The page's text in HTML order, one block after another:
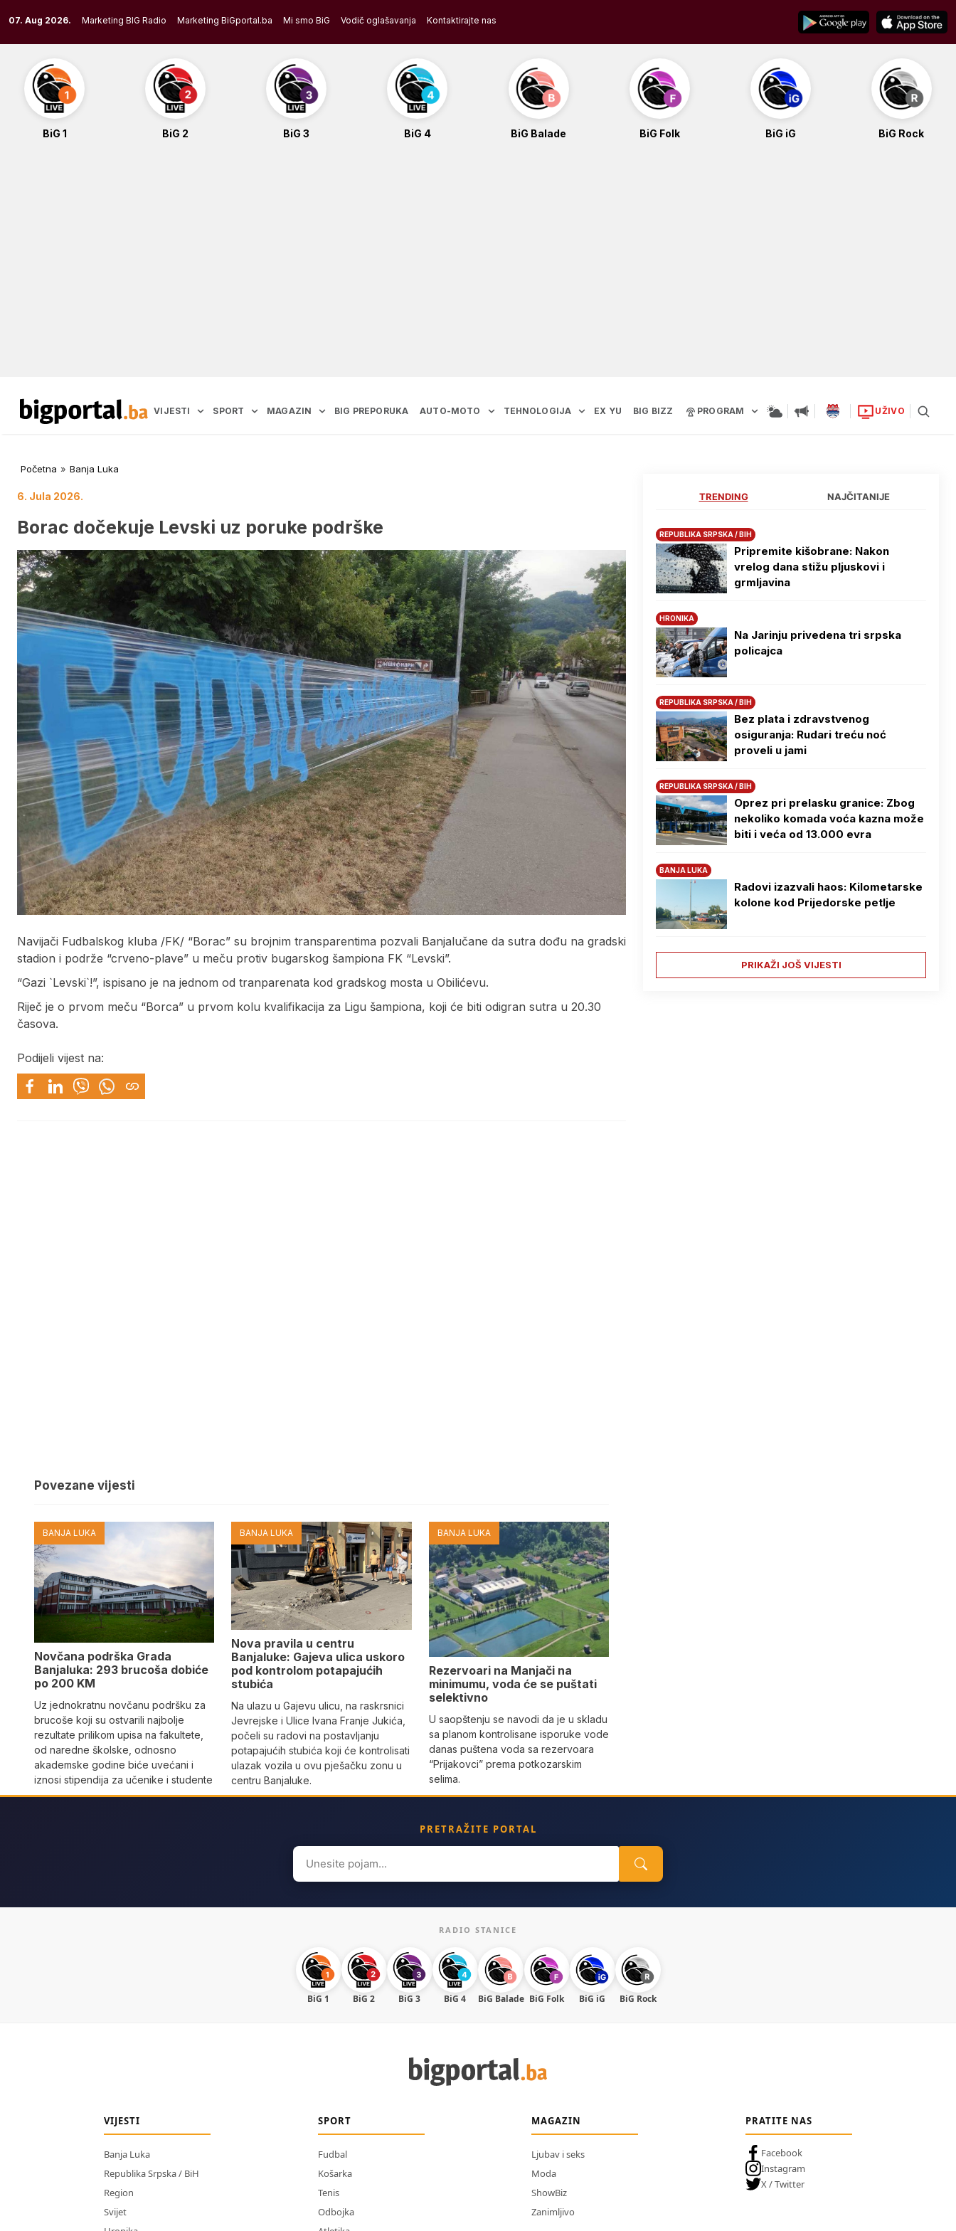
to
content
07. Aug 2026. Marketing BIG Radio Marketing BiGportal.ba Mi smo BiG Vodič oglašavanja Kontaktirajte nas
BiG 1 BiG 2 BiG 3 BiG 4 BiG Balade BiG Folk BiG iG BiG Rock
VIJESTI SPORT MAGAZIN BIG PREPORUKA AUTO-MOTO TEHNOLOGIJA EX YU BIG BIZZ PROGRAM UŽIVO
Početna » Banja Luka
6. Jula 2026.
Borac dočekuje Levski uz poruke podrške
Navijači Fudbalskog kluba /FK/ “Borac” su brojnim transparentima pozvali Banjalučane da sutra dođu na gradski
stadion i podrže “crveno-plave” u meču protiv bugarskog šampiona FK “Levski”.
“Gazi `Levski`!”, ispisano je na jednom od tranparenata kod gradskog mosta u Obilićevu.
Riječ je o prvom meču “Borca” u prvom kolu kvalifikacija za Ligu šampiona, koji će biti odigran sutra u 20.30
časova.
Podijeli vijest na:
Povezane vijesti
BANJA LUKA
Novčana podrška Grada
Banjaluka: 293 brucoša dobiće
po 200 KM
Uz jednokratnu novčanu podršku za
brucoše koji su ostvarili najbolje
rezultate prilikom upisa na fakultete,
od naredne školske, odnosno
akademske godine biće uvećani i
iznosi stipendija za učenike i studente
BANJA LUKA
Nova pravila u centru
Banjaluke: Gajeva ulica uskoro
pod kontrolom potapajućih
stubića
Na ulazu u Gajevu ulicu, na raskrsnici
Jevrejske i Ulice Ivana Franje Jukića,
počeli su radovi na postavljanju
potapajućih stubića koji će kontrolisati
ulazak vozila u ovu pješačku zonu u
centru Banjaluke.
BANJA LUKA
Rezervoari na Manjači na
minimumu, voda će se puštati
selektivno
U saopštenju se navodi da je u skladu
sa planom kontrolisane isporuke vode
danas puštena voda sa rezervoara
“Prijakovci” prema potkozarskim
selima.
TRENDING NAJČITANIJE
REPUBLIKA SRPSKA / BIH
Pripremite kišobrane: Nakon
vrelog dana stižu pljuskovi i
grmljavina
HRONIKA
Na Јarinju privedena tri srpska
policajca
REPUBLIKA SRPSKA / BIH
Bez plata i zdravstvenog
osiguranja: Rudari treću noć
proveli u jami
REPUBLIKA SRPSKA / BIH
Oprez pri prelasku granice: Zbog
nekoliko komada voća kazna može
biti i veća od 13.000 evra
BANJA LUKA
Radovi izazvali haos: Kilometarske
kolone kod Prijedorske petlje
PRIKAŽI JOŠ VIJESTI
PRETRAŽITE PORTAL
Search
for:
RADIO STANICE
BiG 1 BiG 2 BiG 3 BiG 4 BiG Balade BiG Folk BiG iG BiG Rock
VIJESTI
Banja Luka
Republika Srpska / BiH
Region
Svijet
SPORT
Fudbal
Košarka
Tenis
Odbojka
MAGAZIN
Ljubav i seks
Moda
ShowBiz
Zanimljivo
PRATITE NAS
Facebook
Instagram
X / Twitter